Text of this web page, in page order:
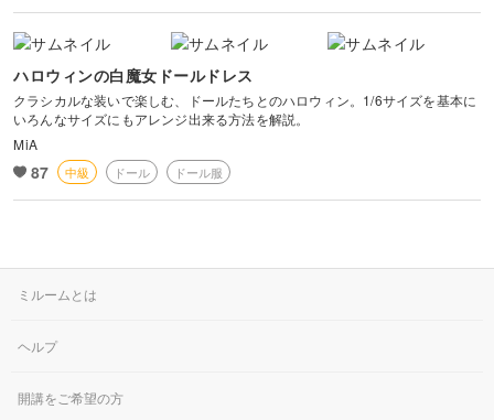
ハロウィンの白魔女ドールドレス
クラシカルな装いで楽しむ、ドールたちとのハロウィン。1/6サイズを基本に
いろんなサイズにもアレンジ出来る方法を解説。
MiA
87 中級 ドール ドール服
ミルームとは
ヘルプ
開講をご希望の方